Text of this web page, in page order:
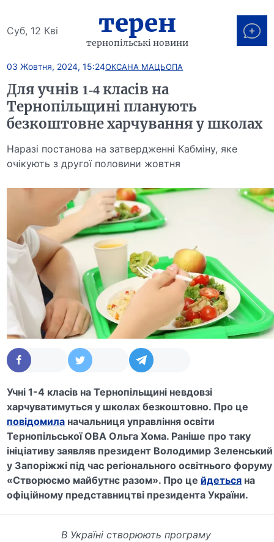
Суб, 12 Кві терен
тернопільські новини
03 Жовтня, 2024, 15:24ОКСАНА МАЦЬОПА
Для учнів 1-4 класів на
Тернопільщині планують
безкоштовне харчування у школах
Наразі постанова на затвердженні Кабміну, яке
очікують з другої половини жовтня
Учні 1-4 класів на Тернопільщині невдовзі
харчуватимуться у школах безкоштовно. Про це
повідомила начальниця управління освіти
Тернопільської ОВА Ольга Хома. Раніше про таку
ініціативу заявляв президент Володимир Зеленський
у Запоріжжі під час регіонального освітнього форуму
«Створюємо майбутнє разом». Про це йдеться на
офіційному представництві президента України.
В Україні створюють програму